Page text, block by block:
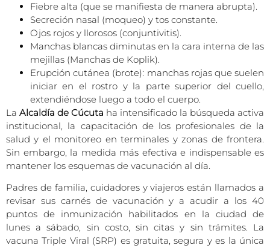
Fiebre alta (que se manifiesta de manera abrupta).
Secreción nasal (moqueo) y tos constante.
Ojos rojos y llorosos (conjuntivitis).
Manchas blancas diminutas en la cara interna de las
mejillas (Manchas de Koplik).
Erupción cutánea (brote): manchas rojas que suelen
iniciar en el rostro y la parte superior del cuello,
extendiéndose luego a todo el cuerpo.
La Alcaldía de Cúcuta ha intensificado la búsqueda activa
institucional, la capacitación de los profesionales de la
salud y el monitoreo en terminales y zonas de frontera.
Sin embargo, la medida más efectiva e indispensable es
mantener los esquemas de vacunación al día.
Padres de familia, cuidadores y viajeros están llamados a
revisar sus carnés de vacunación y a acudir a los 40
puntos de inmunización habilitados en la ciudad de
lunes a sábado, sin costo, sin citas y sin trámites. La
vacuna Triple Viral (SRP) es gratuita, segura y es la única